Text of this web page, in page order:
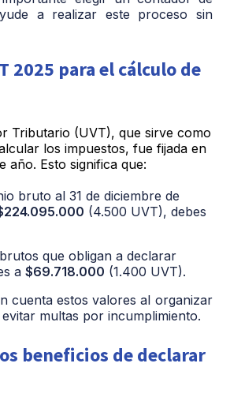
a realizar este proceso sin
2025 para el cálculo de
Tributario (UVT), que sirve como
los impuestos, fue fijada en
año. Esto significa que:
bruto al 31 de diciembre de
(4.500 UVT), debes
que obligan a declarar
a$69.718.000 (1.400 UVT).
cuenta estos valores al organizar
multas por incumplimiento.
beneficios de declarar